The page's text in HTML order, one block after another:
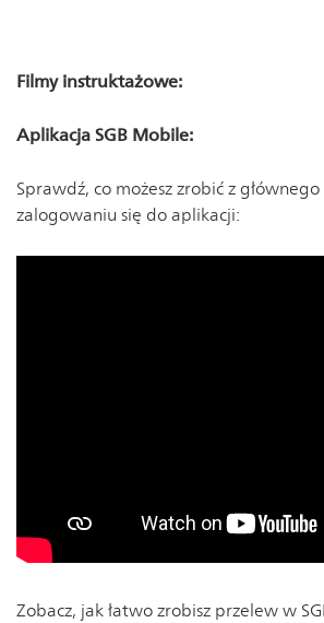
Filmy instruktażowe:
Aplikacja SGB Mobile:
Sprawdź, co możesz zrobić z
zalogowaniu się do aplikacji:
Zobacz, jak łatwo zrobisz przelew w